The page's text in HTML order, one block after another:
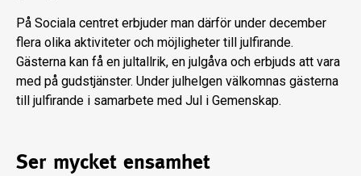
På Sociala centret erbjuder man därför under december
flera olika aktiviteter och möjligheter till julfirande.
Gästerna kan få en jultallrik, en julgåva och erbjuds att vara
med på gudstjänster. Under julhelgen välkomnas gästerna
till julfirande i samarbete med Jul i Gemenskap.
Ser mycket ensamhet